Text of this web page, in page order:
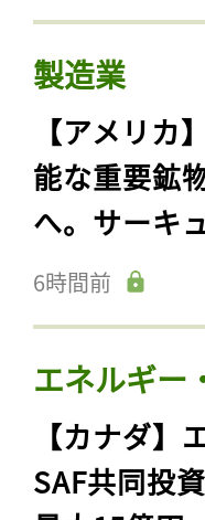
製造業
【アメリ
能な重要鉱
へ。サーキ
6時間前
エネルギー
【カナダ
SAF共同投